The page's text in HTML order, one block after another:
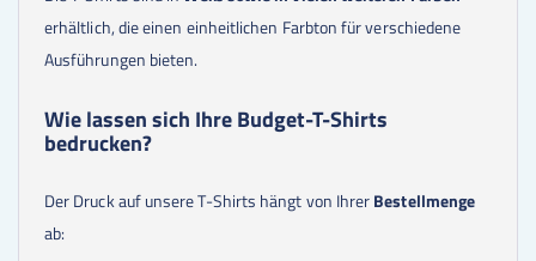
erhältlich, die einen einheitlichen Farbton für verschiedene
Ausführungen bieten.
Wie lassen sich Ihre Budget-T-Shirts
bedrucken?
Der Druck auf unsere T-Shirts hängt von IhrerBestellmenge
ab: